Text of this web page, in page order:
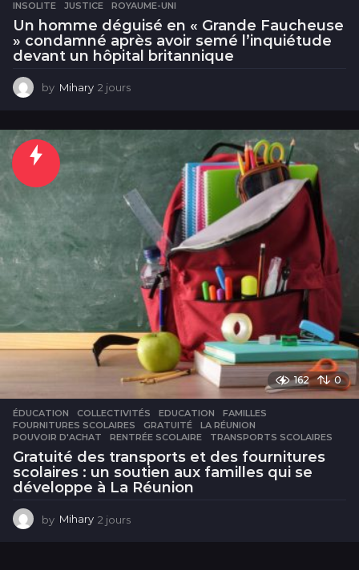
INSOLITE
,JUSTICE ,ROYAUME-UNI
Un homme déguisé en « Grande Faucheuse
» condamné après avoir semé l’inquiétude
devant un hôpital britannique
by Mihary 2 jours
u
162 0
ÉDUCATION COLLECTIVITÉS ,EDUCATION ,FAMILLES
FOURNITURES SCOLAIRES
,GRATUITÉ ,LA RÉUNION
POUVOIR D'ACHAT
,RENTRÉE SCOLAIRE ,TRANSPORTS SCOLAIRES
Gratuité des transports et des fournitures
scolaires : un soutien aux familles qui se
développe à La Réunion
by Mihary 2 jours